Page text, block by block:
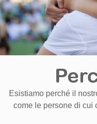
Esistiamo perché il
come le persone di cui